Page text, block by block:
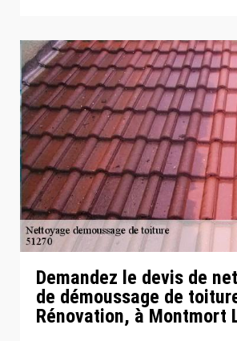
Demandez le devis de
de démoussage de
Rénovation, à Montmort